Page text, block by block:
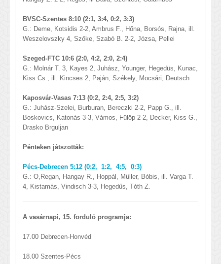
BVSC-Szentes 8:10 (2:1, 3:4, 0:2, 3:3)
G.: Deme, Kotsidis 2-2, Ambrus F., Hőna, Borsós, Rajna, ill.
Weszelovszky 4, Szőke, Szabó B. 2-2, Józsa, Pellei
Szeged-FTC 10:6 (2:0, 4:2, 2:0, 2:4)
G.: Molnár T. 3, Kayes 2, Juhász, Younger, Hegedüs, Kunac,
Kiss Cs., ill. Kincses 2, Paján, Székely, Mocsári, Deutsch
Kaposvár-Vasas 7:13 (0:2, 2:4, 2:5, 3:2)
G.: Juhász-Szelei, Burburan, Bereczki 2-2, Papp G., ill.
Boskovics, Katonás 3-3, Vámos, Fülöp 2-2, Decker, Kiss G.,
Drasko Brguljan
Pénteken játszották:
Pécs-Debrecen 5:12 (0:2, 1:2, 4:5, 0:3)
G.: O,Regan, Hangay R., Hoppál, Müller, Bóbis, ill. Varga T.
4, Kistamás, Vindisch 3-3, Hegedűs, Tóth Z.
A vasárnapi, 15. forduló programja:
17.00 Debrecen-Honvéd
18.00 Szentes-Pécs